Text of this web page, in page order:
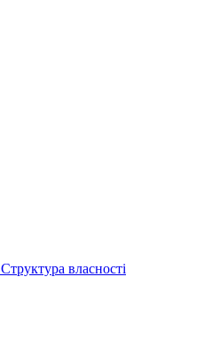
Структура власності